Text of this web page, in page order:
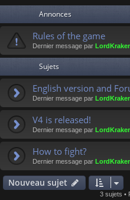
Annonces
Rules of the game
Dernier message par
Sujets
English version and
Dernier message par
V4 is released!
Dernier message par
How to fight?
Dernier message par
Nouveau sujet
3 sujets •